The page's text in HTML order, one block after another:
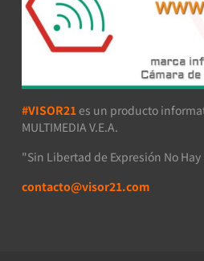
#VISOR21 es un producto
MULTIMEDIA V.E.A.
"Sin Libertad de Expresión No
contacto@visor21.com